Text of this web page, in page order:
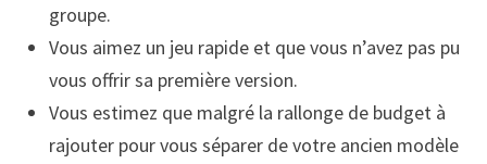
groupe.
Vous aimez un jeu rapide et que vous n’avez pas pu
vous offrir sa première version.
Vous estimez que malgré la rallonge de budget à
rajouter pour vous séparer de votre ancien modèle